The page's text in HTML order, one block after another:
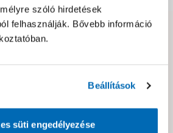
szóló hirdetések
felhasználják. Bővebb információ
Beállítások
süti engedélyezése
oldalon vagy a termék leírásában?